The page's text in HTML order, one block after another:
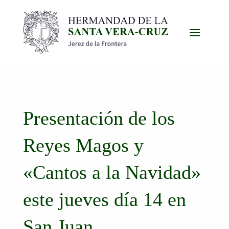
Presentación de los
Reyes Magos y
«Cantos a la Navidad»
este jueves día 14 en